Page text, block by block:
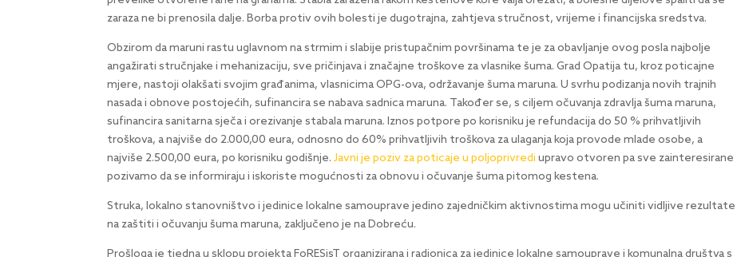
zaraza ne bi prenosila dalje. Borba protiv ovih bolesti je dugotrajna, zahtjeva stručnost, vrijeme i financijska sredstva.
Obzirom da maruni rastu uglavnom na strmim i slabije pristupačnim površinama te je za obavljanje ovog posla najbolje
angažirati stručnjake i mehanizaciju, sve pričinjava i značajne troškove za vlasnike šuma. Grad Opatija tu, kroz poticajne
mjere, nastoji olakšati svojim građanima, vlasnicima OPG-ova, održavanje šuma maruna. U svrhu podizanja novih trajnih
nasada i obnove postojećih, sufinancira se nabava sadnica maruna. Također se, s ciljem očuvanja zdravlja šuma maruna,
sufinancira sanitarna sječa i orezivanje stabala maruna. Iznos potpore po korisniku je refundacija do 50 % prihvatljivih
troškova, a najviše do 2.000,00 eura, odnosno do 60% prihvatljivih troškova za ulaganja koja provode mlade osobe, a
najviše 2.500,00 eura, po korisniku godišnje.Javni je poziv za poticaje u poljoprivredi upravo otvoren pa sve zainteresirane
pozivamo da se informiraju i iskoriste mogućnosti za obnovu i očuvanje šuma pitomog kestena.
Struka, lokalno stanovništvo i jedinice lokalne samouprave jedino zajedničkim aktivnostima mogu učiniti vidljive rezultate
na zaštiti i očuvanju šuma maruna, zaključeno je na Dobreću.
Prošloga je tjedna u sklopu projekta FoRESisT organizirana i radionica za jedinice lokalne samouprave i komunalna društva s